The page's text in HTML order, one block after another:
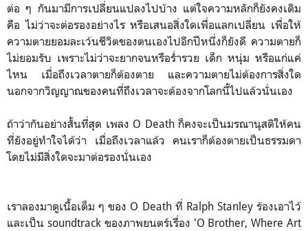
ต่อ ๆ กันมามีการเปลี่ยนแปลงไปบ้าง แต่ใจความหลักก็ยังคงเดิม
คือ ไม่ว่าจะต่อรองอย่างไร หรือเสนอสิ่งใดเพื่อแลกเปลี่ยน เพื่อให้
ความตายยอมละเว้นชีวิตของตนเองไปอีกปีหนึ่งก็ยังดี ความตายก็
ไม่ยอมรับ เพราะไม่ว่าจะยากจนหรือร่ำรวย เด็ก หนุ่ม หรือแก่แค่
ไหน เมื่อถึงเวลาตายก็ต้องตาย และความตายไม่ต้องการสิ่งใด
นอกจากวิญญาณของคนที่ถึงเวลาจะต้องจากโลกนี้ไปแล้วนั่นเอง
ถ้าว่ากันอย่างสั้นที่สุด เพลง O Death ก็คงจะเป็นมรณานุสติให้คน
ที่ยังอยู่ทำใจได้ว่า เมื่อถึงเวลาแล้ว คนเราก็ต้องตายเป็นธรรมดา
โดยไม่มีสิ่งใดจะมาต่อรองนั่นเอง
เราลองมาดูเนื้อเต็ม ๆ ของ O Death ที่ Ralph Stanley ร้องเอาไว้
และเป็น soundtrack ของภาพยนตร์เรื่อง 'O Brother, Where Art